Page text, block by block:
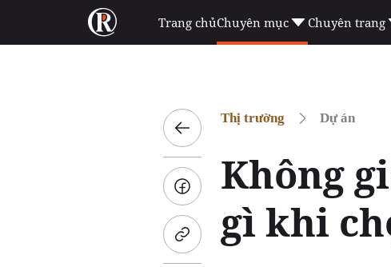
Trang chủChuyên mục Chuyên trang
Thị trường Dự án
Không
gì khi